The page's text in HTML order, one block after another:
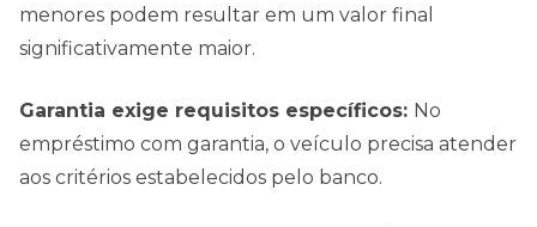
menores podem resultar em um valor final
significativamente maior.
Garantia exige requisitos específicos: No
empréstimo com garantia, o veículo precisa atender
aos critérios estabelecidos pelo banco.